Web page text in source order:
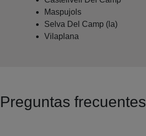
Maspujols
Selva Del Camp (la)
Vilaplana
Preguntas frecuentes